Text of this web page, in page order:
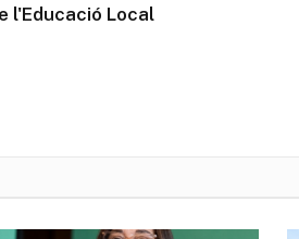
l'Educació Local